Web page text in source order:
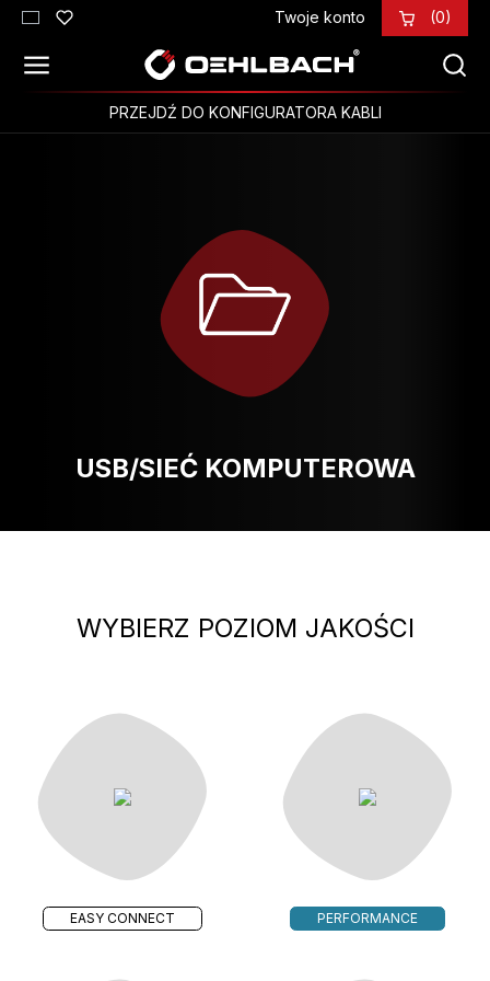
Przejdź do głównej zawartości Twoje konto (0)
PRZEJDŹ DO KONFIGURATORA KABLI
USB/SIEĆ KOMPUTEROWA
WYBIERZ POZIOM JAKOŚCI
EASY CONNECT PERFORMANCE